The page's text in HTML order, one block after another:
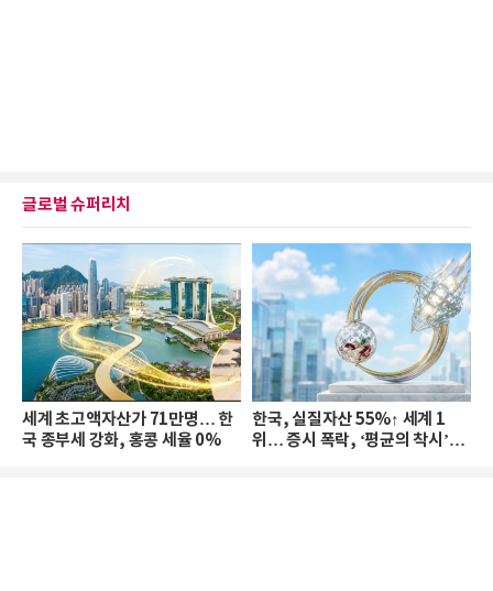
글로벌 슈퍼리치
세계 초고액자산가 71만명… 한
국 종부세 강화, 홍콩 세율 0%
한국, 실질자산 55%↑ 세계 1
위… 증시 폭락, ‘평균의 착시’와